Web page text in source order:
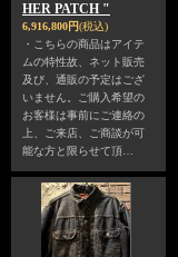
HER PATCH "
6,916,800円(税込)
・こちらの商品はアイテ
ムの特性故、ネット販売
及び、通販の予定はござ
いません。ご購入希望の
お客様は事前にご連絡の
上、ご来店、ご商談が可
能な方と限らせて頂…